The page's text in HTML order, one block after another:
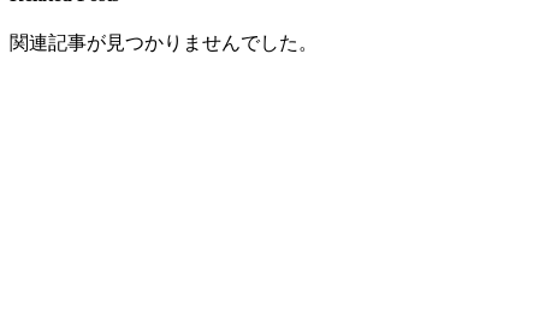
関連記事が見つかりませんでした。